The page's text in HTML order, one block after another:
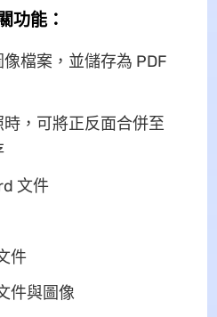
功能：
檔案，並儲存為 PDF
，可將正反面合併至
文件
件
件與圖像